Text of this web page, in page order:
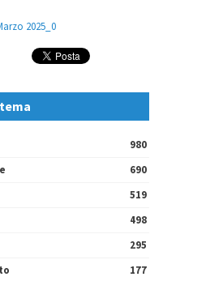
2025_0
980
690
519
498
295
177